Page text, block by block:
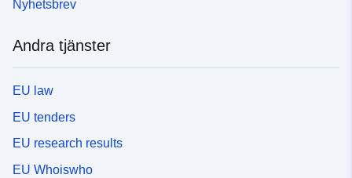
Nyhetsbrev
Andra tjänster
EU law
EU tenders
EU research results
EU Whoiswho